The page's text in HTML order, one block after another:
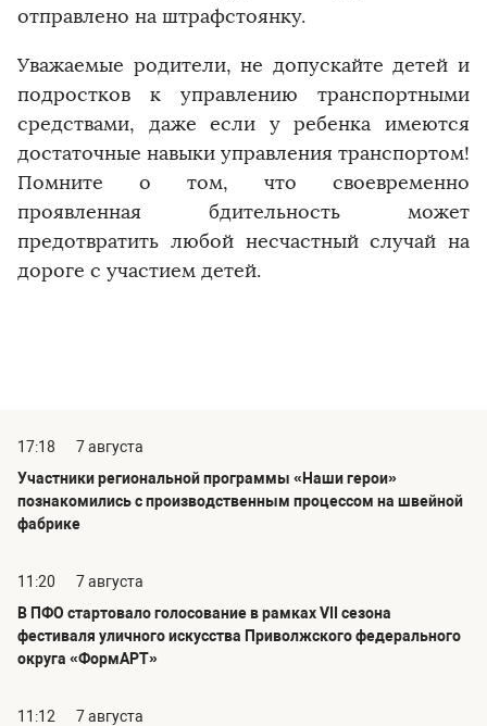
отправлено на штрафстоянку.
Уважаемые родители, не допускайте детей и
подростков к управлению транспортными
средствами, даже если у ребенка имеются
достаточные навыки управления транспортом!
Помните о том, что своевременно
проявленная бдительность может
предотвратить любой несчастный случай на
дороге с участием детей.
17:18
7 августа
Участники региональной программы «Наши герои»
познакомились с производственным процессом на швейной
фабрике
11:20
7 августа
В ПФО стартовало голосование в рамках VII сезона
фестиваля уличного искусства Приволжского федерального
округа «ФормАРТ»
11:12
7 августа